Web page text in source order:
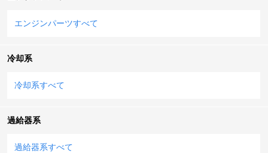
エンジンパーツすべて
冷却系
冷却系すべて
過給器系
過給器系すべて